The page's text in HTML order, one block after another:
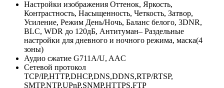
Настройки изображения Оттенок, Яркость,
Контрастность, Насыщенность, Четкость, Затвор,
Усиление, Режим День/Ночь, Баланс белого, 3DNR,
BLC, WDR до 120дБ, Антитуман– Раздельные
настройки для дневного и ночного режима, маска(4
зоны)
Аудио сжатие G711A/U, AAC
Сетевой протокол
TCP/IP,HTTP,DHCP,DNS,DDNS,RTP/RTSP,
SMTP,NTP,UPnP,SNMP,HTTPS,FTP